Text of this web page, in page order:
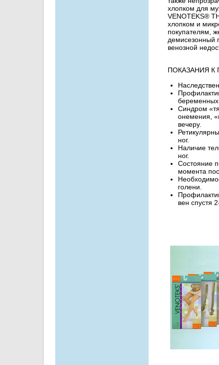
хлопком для
VENOTEKS®
хлопком и
покупателям,
демисезонный
венозной
ПОКАЗАНИЯ
Синдром
онемения,
вечеру.
ног.
Наличие
ног.
Состояние
момента
голени.
вен спустя